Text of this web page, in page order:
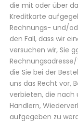
die mit oder über
Kreditkarte
Rechnungs- und/
den Fall, dass wir
versuchen wir, Sie
die Sie bei der
uns das Recht vor,
verbieten, die nach
Händlern,
aufgegeben zu